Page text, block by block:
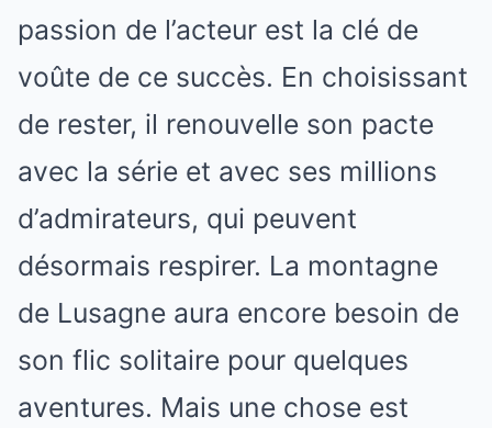
passion de l’acteur est la clé de
voûte de ce succès. En choisissant
de rester, il renouvelle son pacte
avec la série et avec ses millions
d’admirateurs, qui peuvent
désormais respirer. La montagne
de Lusagne aura encore besoin de
son flic solitaire pour quelques
aventures. Mais une chose est